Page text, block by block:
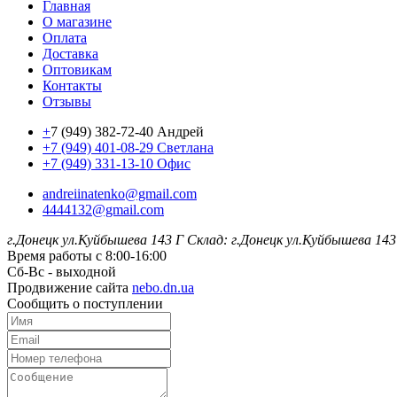
Главная
О магазине
Оплата
Доставка
Оптовикам
Контакты
Отзывы
+7 (949) 382-72-40 Андрей
+7 (949) 401-08-29 Светлана
+7 (949) 331-13-10 Офис
andreiinatenko@gmail.com
4444132@gmail.com
г.Донецк ул.Куйбышева 143 Г Склад: г.Донецк ул.Куйбышева
Время работы с 8:00-16:00
Сб-Вс - выходной
Продвижение сайта nebo.dn.ua
Сообщить о поступлении